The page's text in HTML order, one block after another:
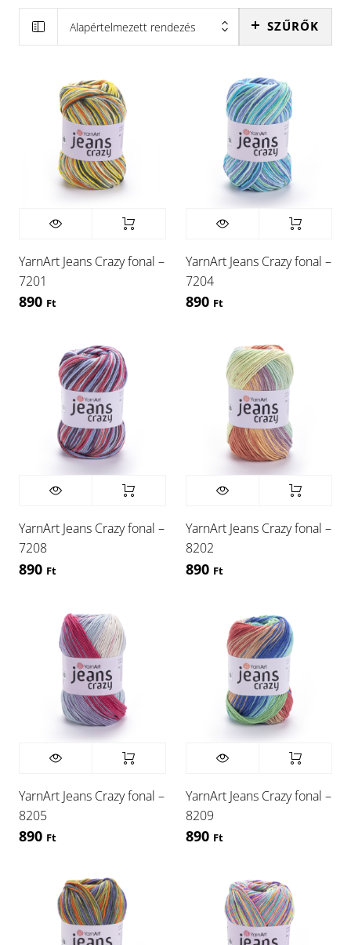
Alapértelmezett rendezés SZŰRŐK
YarnArt Jeans Crazy fonal –
7201
890 Ft
YarnArt Jeans Crazy fonal –
7204
890 Ft
YarnArt Jeans Crazy fonal –
7208
890 Ft
YarnArt Jeans Crazy fonal –
8202
890 Ft
YarnArt Jeans Crazy fonal –
8205
890 Ft
YarnArt Jeans Crazy fonal –
8209
890 Ft